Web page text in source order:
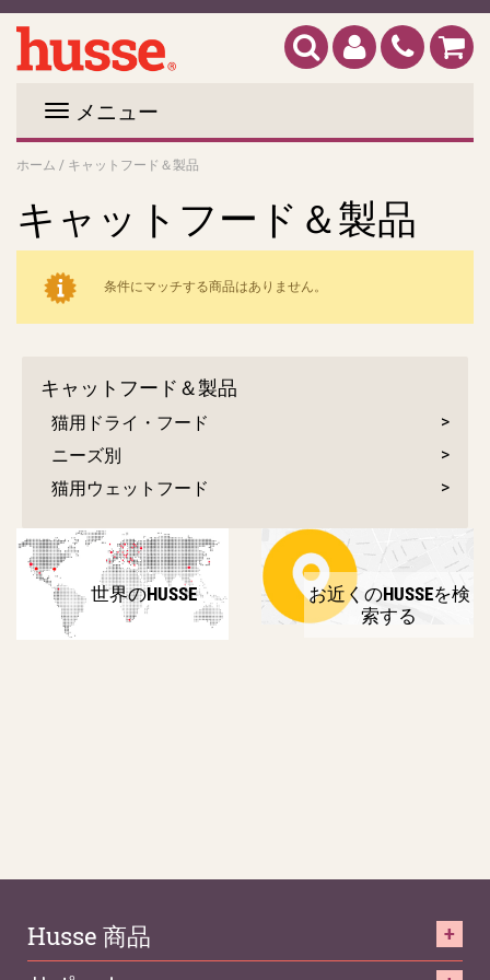
メニュー
ホーム / キャットフード＆製品
キャットフード＆製品
条件にマッチする商品はありません。
キャットフード＆製品
猫用ドライ・フード
ニーズ別
猫用ウェットフード
世界のHUSSE
お近くのHUSSEを検
索する
Husse 商品